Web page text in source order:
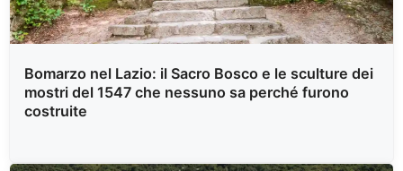
Bomarzo nel Lazio: il Sacro Bosco e le sculture dei
mostri del 1547 che nessuno sa perché furono
costruite